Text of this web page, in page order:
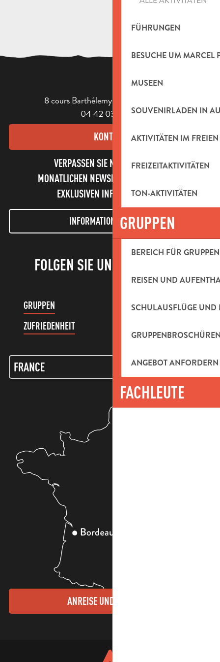
FÜHRUNGEN
BESUCHE UM MARCEL
MUSEEN
SOUVENIRLADEN IN
AKTIVITÄTEN IM FREIEN
FREIZEITAKTIVITÄTEN
TON-AKTIVITÄTEN
GRUPPEN
BEREICH FÜR GRUPPEN
REISEN UND
SCHULAUSFLÜGE UND
ANGEBOT ANFORDERN
FACHLEUTE
8 cours Barthélemy - 13400 Aubagne
04 42 03 49 98
KONTAKT
VERPASSEN SIE NICHT UNSEREN
MONATLICHEN NEWSLETTER UND UNSERE
EXKLUSIVEN INFORMATIONEN!
INFORMATIONEN LETTER
FOLGEN SIE UNS!
GRUPPEN
KUNDENKONTO
ZUFRIEDENHEIT
ANREISE UND KONTAKTE